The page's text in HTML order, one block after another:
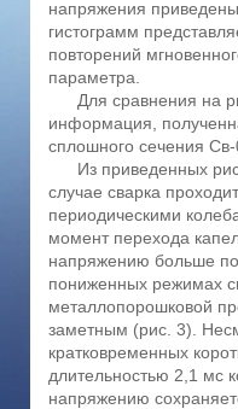
напряжения
гистограмм
повторений
параметра.
Для сравнения на
информация,
сплошного сечения
Из приведенных
случае сварка
периодическими
момент перехода
напряжению больше
пониженных режимах
металлопорошковой
заметным (рис. 3).
кратковременных
длительностью 2,1 мс
напряжению